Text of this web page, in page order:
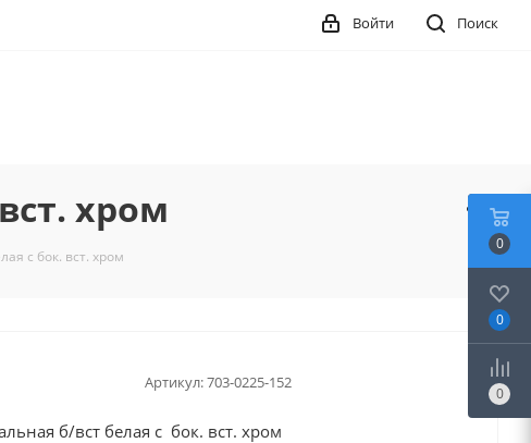
Поиск
Войти
хром
с бок. вст. хром
Артикул:703-0225-152
б/вст белая с бок. вст. хром
0
0
0